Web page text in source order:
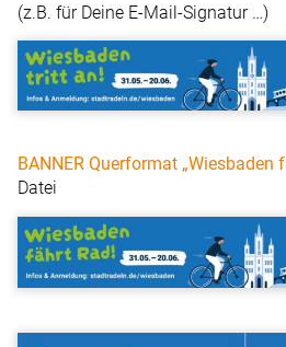
(z.B. für Deine E-Mail-Signatur …)
BANNER Querformat „Wiesbaden
Datei